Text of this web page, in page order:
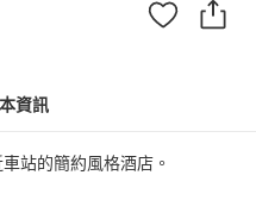
資訊
站的簡約風格酒店。